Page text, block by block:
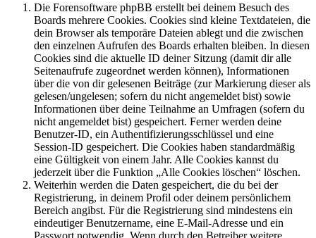
Die Forensoftware phpBB erstellt bei deinem Besuch des
Boards mehrere Cookies. Cookies sind kleine Textdateien, die
dein Browser als temporäre Dateien ablegt und die zwischen
den einzelnen Aufrufen des Boards erhalten bleiben. In diesen
Cookies sind die aktuelle ID deiner Sitzung (damit dir alle
Seitenaufrufe zugeordnet werden können), Informationen
über die von dir gelesenen Beiträge (zur Markierung dieser als
gelesen/ungelesen; sofern du nicht angemeldet bist) sowie
Informationen über deine Teilnahme an Umfragen (sofern du
nicht angemeldet bist) gespeichert. Ferner werden deine
Benutzer-ID, ein Authentifizierungsschlüssel und eine
Session-ID gespeichert. Die Cookies haben standardmäßig
eine Gültigkeit von einem Jahr. Alle Cookies kannst du
jederzeit über die Funktion „Alle Cookies löschen“ löschen.
Weiterhin werden die Daten gespeichert, die du bei der
Registrierung, in deinem Profil oder deinem persönlichem
Bereich angibst. Für die Registrierung sind mindestens ein
eindeutiger Benutzername, eine E-Mail-Adresse und ein
Passwort notwendig. Wenn durch den Betreiber weitere